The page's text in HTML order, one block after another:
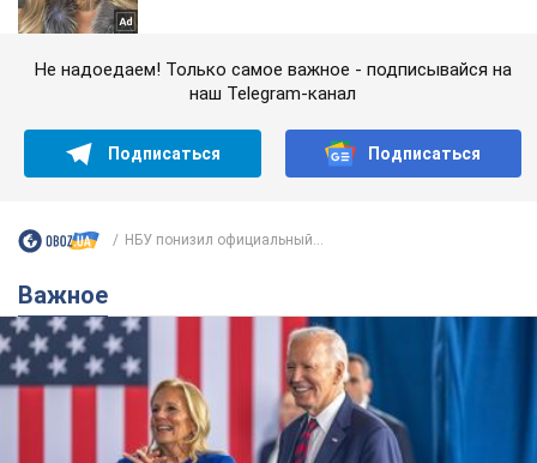
Не надоедаем! Только самое важное - подписывайся на
наш Telegram-канал
Подписаться Подписаться
НБУ понизил официальный...
Важное